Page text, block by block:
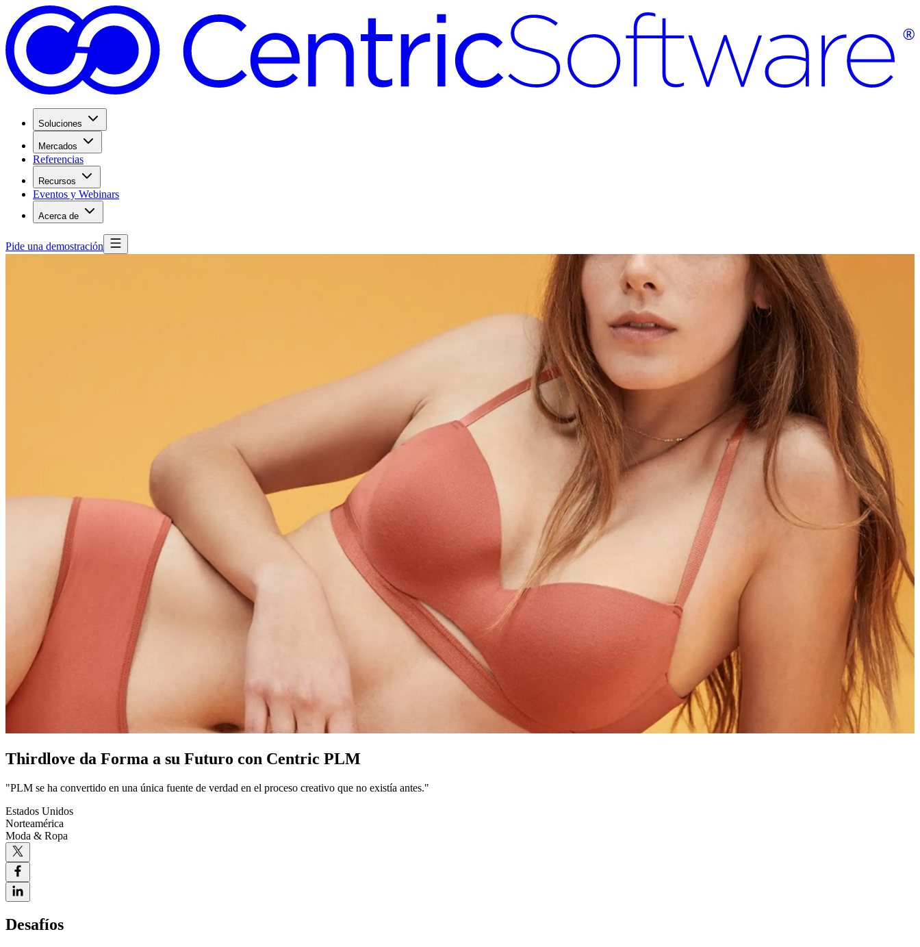
Soluciones
Mercados
Referencias
Recursos
Eventos y Webinars
Acerca de
Pide una demostración
Thirdlove da Forma a su Futuro con Centric PLM
"PLM se ha convertido en una única fuente de verdad en el proceso creativo que no existía antes."
Estados Unidos
Norteamérica
Moda & Ropa
Desafíos